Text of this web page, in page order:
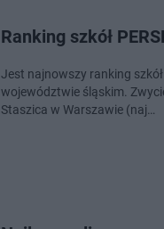
Ranking szkół
Jest najnowszy ranking
województwie śląskim.
Staszica w Warszawie (naj…